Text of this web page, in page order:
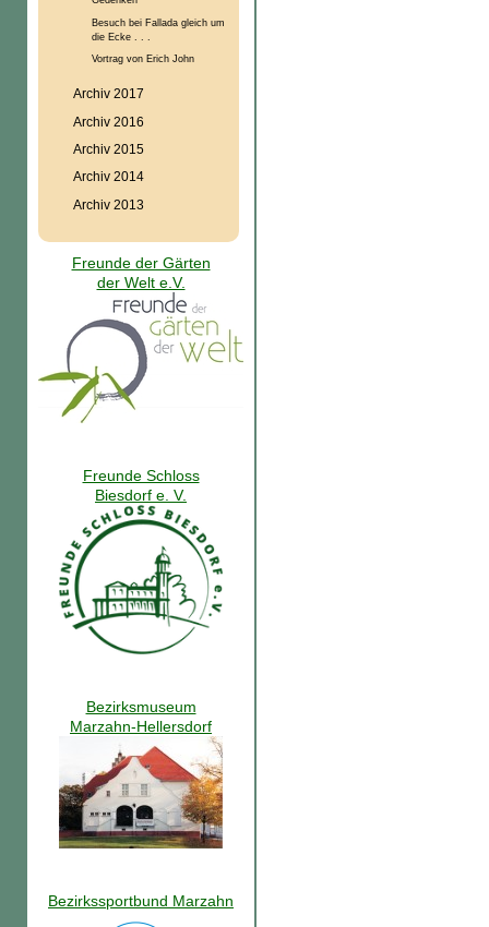
Besuch bei Fallada gleich um
die Ecke . . .
Vortrag von Erich John
Archiv 2017
Archiv 2016
Archiv 2015
Archiv 2014
Archiv 2013
Freunde der Gärten
der Welt e.V.
Freunde Schloss
Biesdorf e. V.
Bezirksmuseum
Marzahn-Hellersdorf
Bezirkssportbund Marzahn